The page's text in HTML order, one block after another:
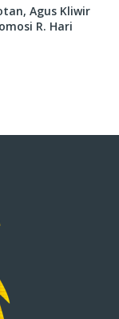
Agus Kliwir
R. Hari